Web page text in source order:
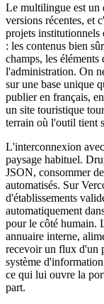
Le multilingue est un
versions récentes, et
projets institutionnels
: les contenus bien
champs, les
l'administration. On
sur une base unique
publier en français,
un site touristique
terrain où l'outil tient
L'interconnexion
paysage habituel.
JSON, consommer
automatisés. Sur
d'établissements
automatiquement
pour le côté humain.
annuaire interne,
recevoir un flux d'un
système
ce qui lui ouvre la
part.